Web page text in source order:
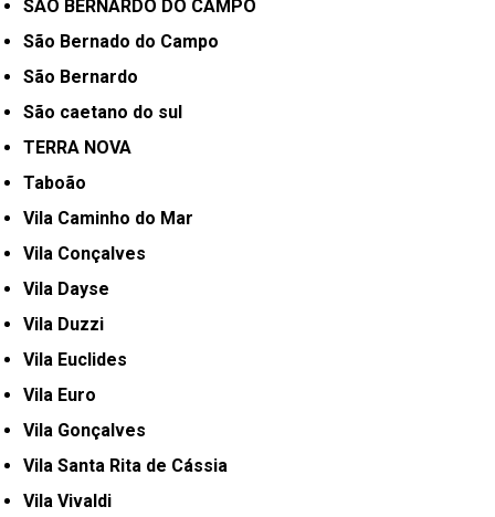
SÃO BERNARDO DO CAMPO
São Bernado do Campo
São Bernardo
São caetano do sul
TERRA NOVA
Taboão
Vila Caminho do Mar
Vila Conçalves
Vila Dayse
Vila Duzzi
Vila Euclides
Vila Euro
Vila Gonçalves
Vila Santa Rita de Cássia
Vila Vivaldi